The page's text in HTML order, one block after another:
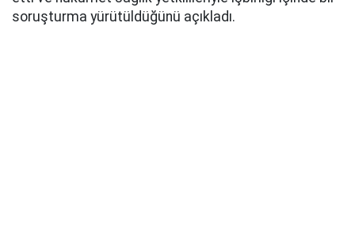
soruşturma yürütüldüğünü açıkladı.